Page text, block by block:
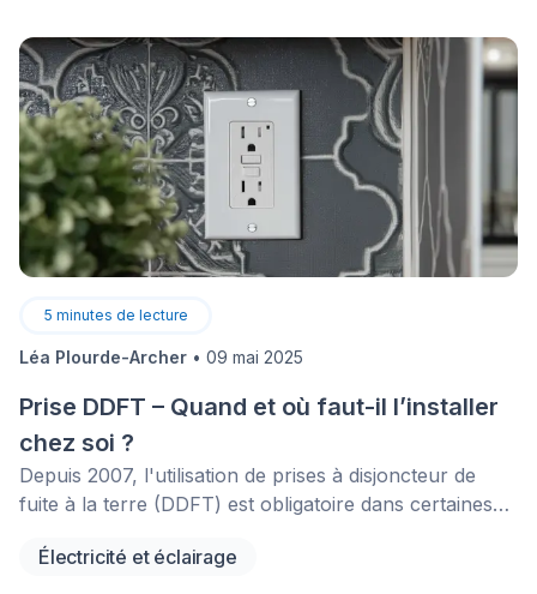
5 minutes de lecture
Léa Plourde-Archer • 09 mai 2025
Prise DDFT – Quand et où faut-il l’installer
chez soi ?
Depuis 2007, l'utilisation de prises à disjoncteur de
fuite à la terre (DDFT) est obligatoire dans certaines
manière à assurer la sécurité des utilisateurs, en
Électricité et éclairage